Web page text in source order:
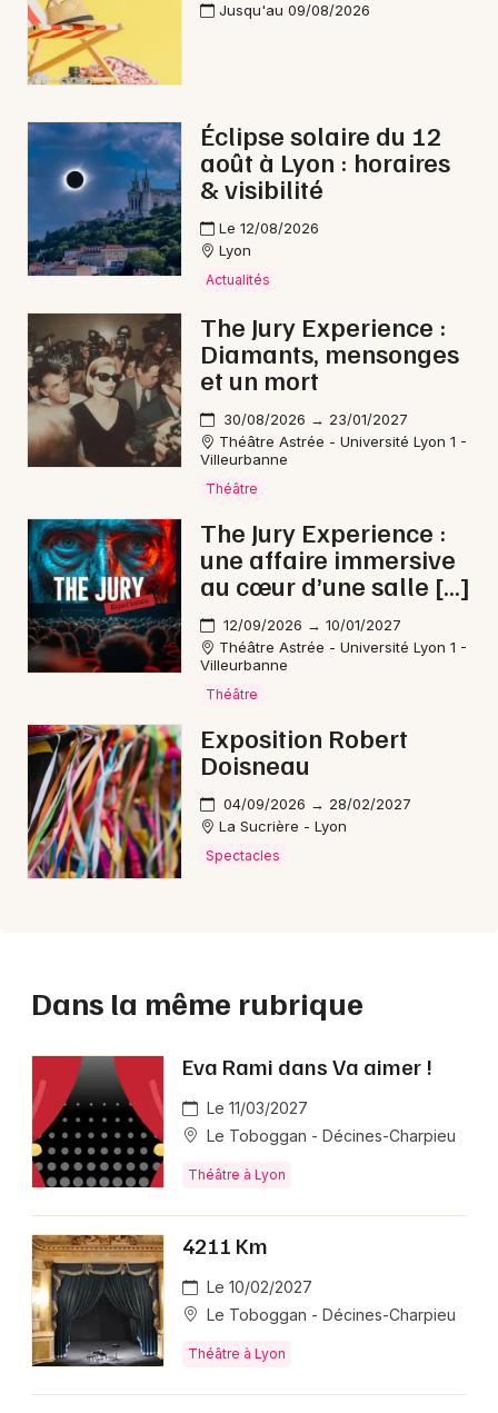
Jusqu'au 09/08/2026
Éclipse solaire du 12
août à Lyon : horaires
& visibilité
Le 12/08/2026
Lyon
Actualités
The Jury Experience :
Diamants, mensonges
et un mort
30/08/2026 → 23/01/2027
Théâtre Astrée - Université Lyon 1 -
Villeurbanne
Théâtre
The Jury Experience :
une affaire immersive
au cœur d’une salle […]
12/09/2026 → 10/01/2027
Théâtre Astrée - Université Lyon 1 -
Villeurbanne
Théâtre
Exposition Robert
Doisneau
04/09/2026 → 28/02/2027
La Sucrière - Lyon
Spectacles
Dans la même rubrique
Eva Rami dans Va aimer !
Le 11/03/2027
Le Toboggan - Décines-Charpieu
Théâtre à Lyon
4211 Km
Le 10/02/2027
Le Toboggan - Décines-Charpieu
Théâtre à Lyon